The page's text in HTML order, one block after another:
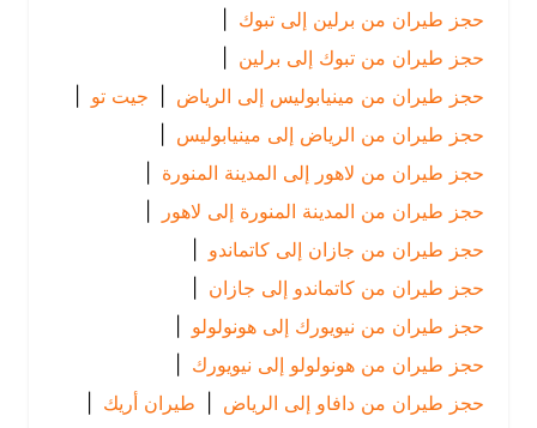
حجز طيران من برلين إلى تبوك
|
حجز طيران من تبوك إلى برلين |
حجز طيران من مينيابوليس إلى الرياض
| جيت تو |
حجز طيران من الرياض إلى مينيابوليس |
حجز طيران من لاهور إلى المدينة المنورة |
حجز طيران من المدينة المنورة إلى لاهور |
حجز طيران من جازان إلى كاتماندو |
حجز طيران من كاتماندو إلى جازان
|
حجز طيران من نيويورك إلى هونولولو |
حجز طيران من هونولولو إلى نيويورك |
حجز طيران من دافاو إلى الرياض
| طيران أريك
|